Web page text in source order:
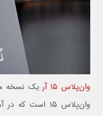
وان‌پلاس ۱۵ آر
یک نسخه
وان‌پلاس ۱۵